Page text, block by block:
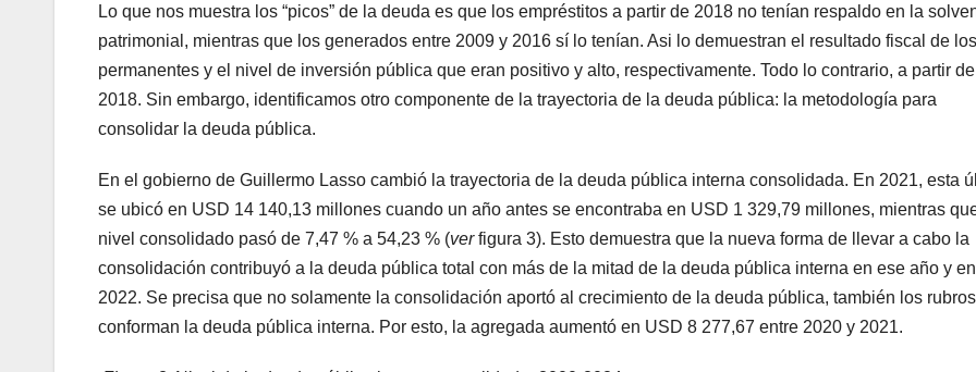
Lo que nos muestra los “picos” de la deuda es que los empréstitos a partir de 2018 no tenían respaldo en la
patrimonial, mientras que los generados entre 2009 y 2016 sí lo tenían. Asi lo demuestran el resultado fiscal de los
permanentes y el nivel de inversión pública que eran positivo y alto, respectivamente. Todo lo contrario, a partir de
2018. Sin embargo, identificamos otro componente de la trayectoria de la deuda pública: la metodología para
consolidar la deuda pública.
En el gobierno de Guillermo Lasso cambió la trayectoria de la deuda pública interna consolidada. En 2021, esta
se ubicó en USD 14 140,13 millones cuando un año antes se encontraba en USD 1 329,79 millones, mientras
nivel consolidado pasó de 7,47 % a 54,23 % (verfigura 3). Esto demuestra que la nueva forma de llevar a cabo la
consolidación contribuyó a la deuda pública total con más de la mitad de la deuda pública interna en ese año y en
2022. Se precisa que no solamente la consolidación aportó al crecimiento de la deuda pública, también los
conforman la deuda pública interna. Por esto, la agregada aumentó en USD 8 277,67 entre 2020 y 2021.